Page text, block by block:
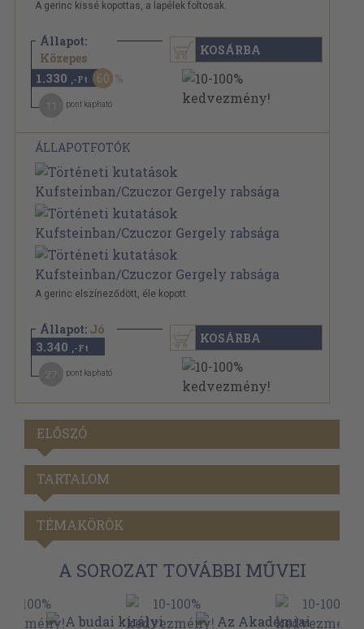
A gerinc kissé kopottas, a lapélek foltosak.
Állapot:
Közepes
3.340 Ft
1.330 ,-Ft 60
pont kapható
KOSÁRBA
ÁLLAPOTFOTÓK
A gerinc elszíneződött, éle kopott.
Állapot: Jó
3.340 ,-Ft
pont kapható
KOSÁRBA
ELŐSZÓ
TARTALOM
TÉMAKÖRÖK
A SOROZAT TOVÁBBI MŰVEI